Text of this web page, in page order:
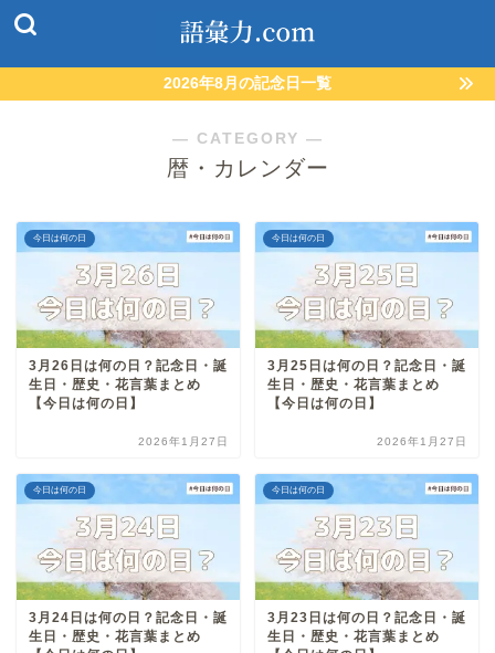
2026年8月の記念日一覧
― CATEGORY ―
暦・カレンダー
今日は何の日
3月26日は何の日？記念日・誕
生日・歴史・花言葉まとめ
【今日は何の日】
2026年1月27日
今日は何の日
3月25日は何の日？記念日・誕
生日・歴史・花言葉まとめ
【今日は何の日】
2026年1月27日
今日は何の日
3月24日は何の日？記念日・誕
生日・歴史・花言葉まとめ
今日は何の日
3月23日は何の日？記念日・誕
生日・歴史・花言葉まとめ